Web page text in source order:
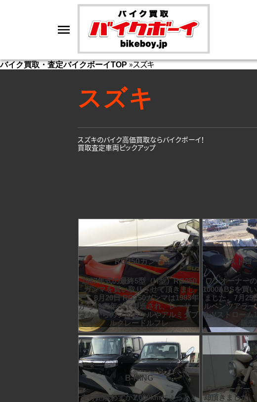
バイク買取・査定バイクボーイTOP»スズキ
スズキ
スズキのバイク高価買取ならバイクボーイ！
買取査定車両ピックアップ
RG250ガンマ
1987年式の最終5型（H型）RG250
ガンマを買い取りさせて頂きまし
た。8月20日 RG250ガンマは1983年
から1987年まで製造され、レーサー
さながらのフルカウルやアルミダブ
ルクレードルフレ
Vストロ
ワンオーナー
1000ABSを買
ました。7月25
ルペンツアラ
たVストローム
販
B-KING
走行距離わずか1,000kmちょっとと
ワンオーナー
却頂きました